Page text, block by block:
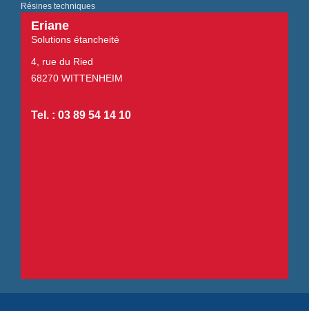
Résines techniques
Eriane
Solutions étancheité
4, rue du Ried
68270 WITTENHEIM
Tel. : 03 89 54 14 10